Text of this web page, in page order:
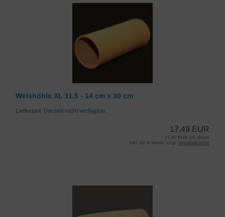
Welshöhle XL 11,5 - 14 cm x 30 cm
Lieferzeit: Derzeit nicht verfügbar.
17,49 EUR
17,49 EUR pro Stück
inkl. 19 % MwSt. zzgl. Versandkosten